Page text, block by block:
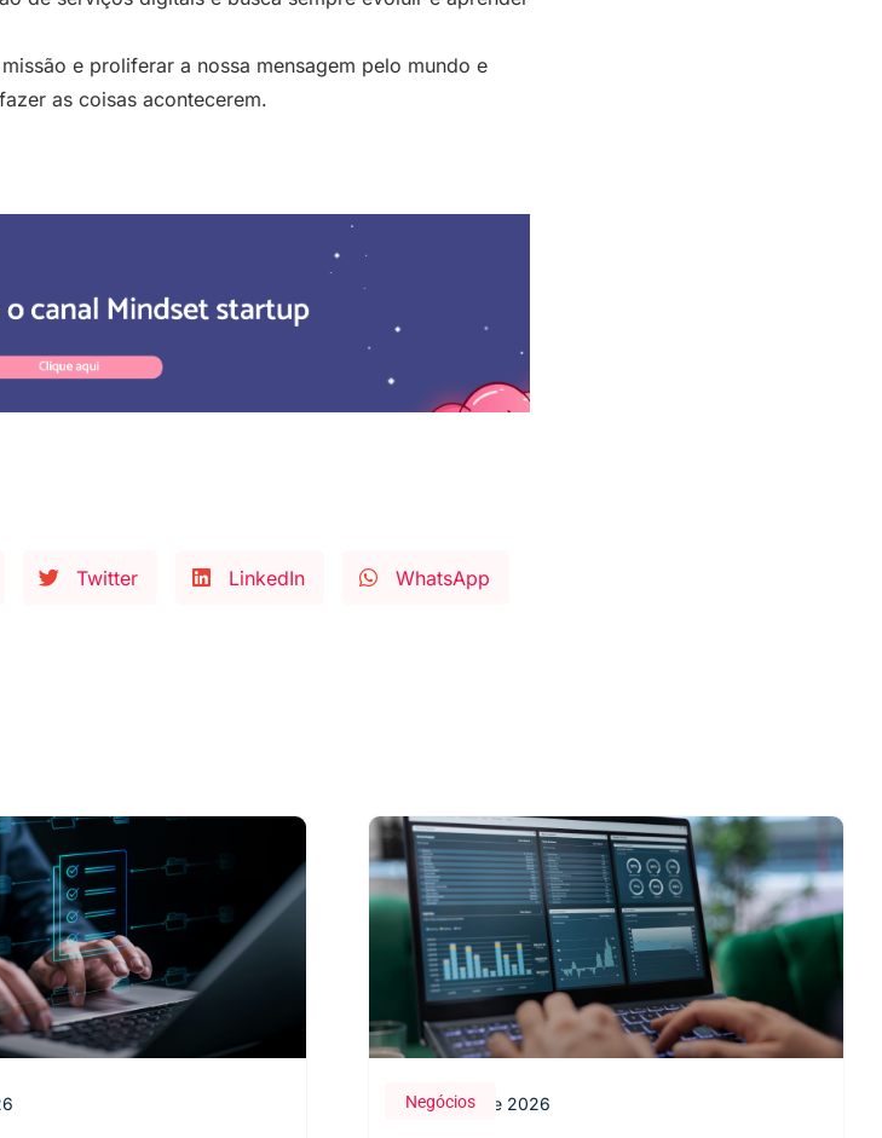
e proliferar a nossa mensagem pelo mundo e
as coisas acontecerem.
Twitter LinkedIn WhatsApp
Negócios
28 de maio de 2026